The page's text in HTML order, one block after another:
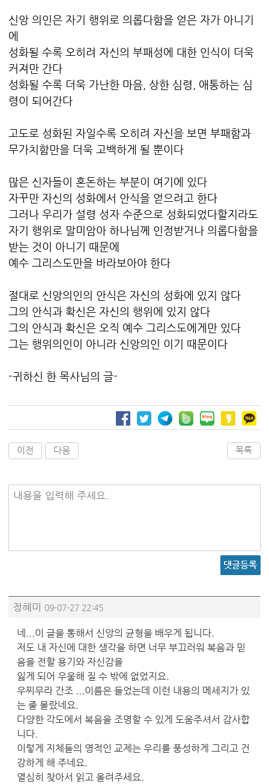
신앙 의인은 자기 행위로 의롭다함을 얻은 자가 아니기
에
성화될 수록 오히려 자신의 부패성에 대한 인식이 더욱
커져만 간다
성화될 수록 더욱 가난한 마음, 상한 심령, 애통하는 심
령이 되어간다
고도로 성화된 자일수록 오히려 자신을 보면 부패함과
무가치함만을 더욱 고백하게 될 뿐이다
많은 신자들이 혼돈하는 부분이 여기에 있다
자꾸만 자신의 성화에서 안식을 얻으려고 한다
그러나 우리가 설령 성자 수준으로 성화되었다할지라도
자기 행위로 말미암아 하나님께 인정받거나 의롭다함을
받는 것이 아니기 때문에
예수 그리스도만을 바라보아야 한다
절대로 신앙의인의 안식은 자신의 성화에 있지 않다
그의 안식과 확신은 자신의 행위에 있지 않다
그의 안식과 확신은 오직 예수 그리스도에게만 있다
그는 행위의인이 아니라 신앙의인 이기 때문이다
-귀하신 한 목사님의 글-
이전 다음 목록
내용을 입력해 주세요.
댓글등록
정혜미 09-07-27 22:45
네...이 글을 통해서 신앙의 균형을 배우게 됩니다.
저도 내 자신에 대한 생각을 하면 너무 부끄러워 복음과 믿
음을 전할 용기와 자신감을
잃게 되어 우울해 질 수 밖에 없었지요.
우찌무라 간조 ...이름은 들었는데 이런 내용의 메세지가 있
는 줄 몰랐네요.
다양한 각도에서 복음을 조명할 수 있게 도움주셔서 감사합
니다.
이렇게 지체들의 영적인 교제는 우리를 풍성하게 그리고 건
강하게 해 주네요.
열심히 찾아서 읽고 올려주세요.